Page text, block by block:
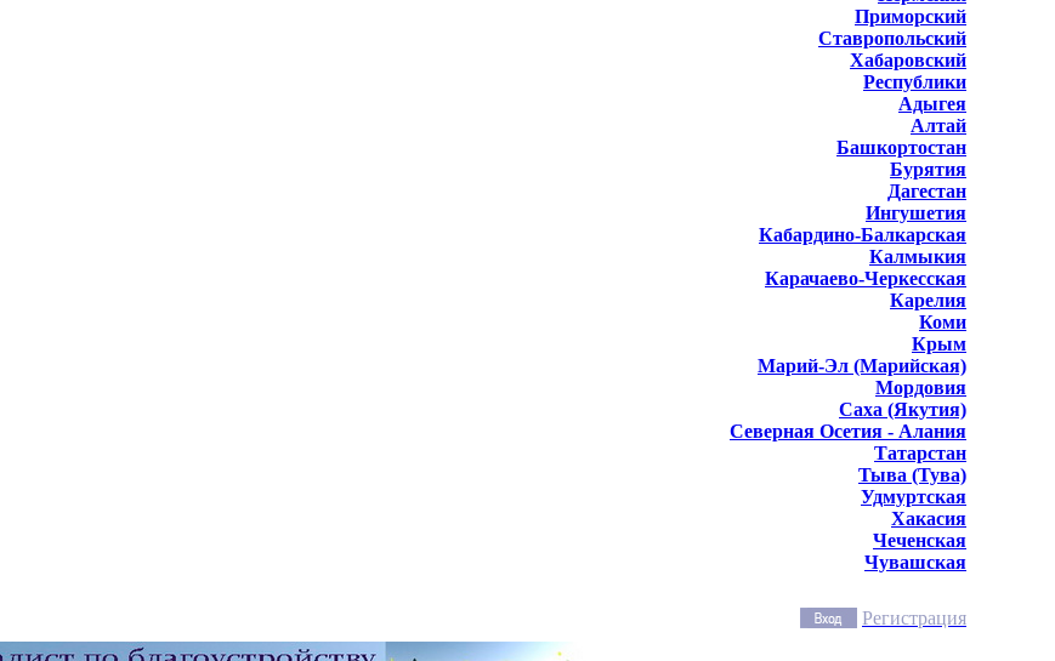
Приморский
Ставропольский
Хабаровский
Республики
Адыгея
Алтай
Башкортостан
Бурятия
Дагестан
Ингушетия
Кабардино-Балкарская
Калмыкия
Карачаево-Черкесская
Карелия
Коми
Крым
Марий-Эл (Марийская)
Мордовия
Саха (Якутия)
Северная Осетия - Алания
Татарстан
Тыва (Тува)
Удмуртская
Хакасия
Чеченская
Чувашская
Регистрация